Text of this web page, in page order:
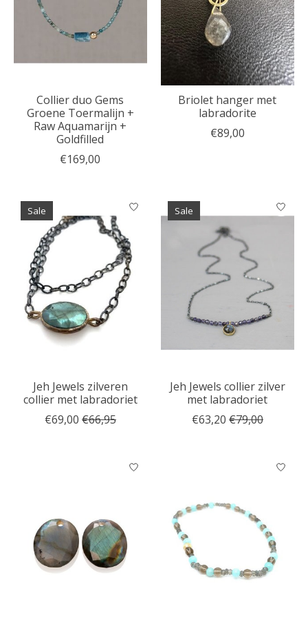
Collier duo Gems
Groene Toermalijn +
Raw Aquamarijn +
Goldfilled
€169,00
Briolet hanger met
labradorite
€89,00
Sale
Jeh Jewels zilveren
collier met labradoriet
€69,00 €66,95
Sale
Jeh Jewels collier zilver
met labradoriet
€63,20 €79,00